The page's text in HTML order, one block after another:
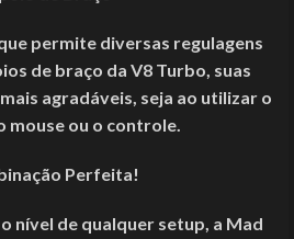
permite diversas regulagens
de braço da V8 Turbo, suas
agradáveis, seja ao utilizar o
mouse ou o controle.
Perfeita!
nível de qualquer setup, a Mad